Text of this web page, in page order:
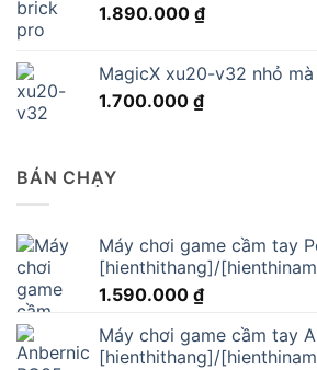
1.890.000 ₫
MagicX xu20-v32 nhỏ
1.700.000 ₫
BÁN CHẠY
Máy chơi game cầm tay
[hienthithang]/
1.590.000 ₫
Máy chơi game cầm tay
[hienthithang]/